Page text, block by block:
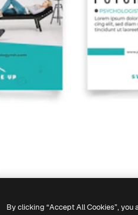
By clicking “Accept All Cookies”,